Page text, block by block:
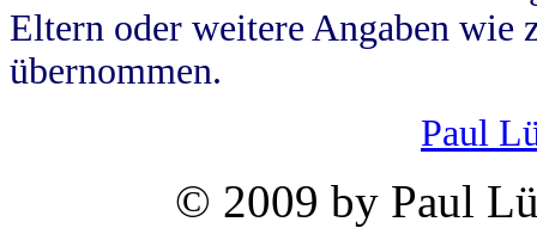
Eltern oder weitere Angaben wie
übernommen.
Paul
© 2009 by Paul